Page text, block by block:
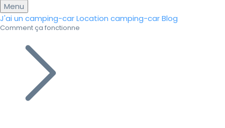
Menu
J'ai un camping-carLocation camping-carBlog
Comment ça fonctionne